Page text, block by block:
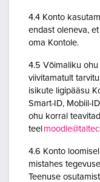
4.4 Konto
endast oleneva,
oma Kontole.
4.5 Võimaliku
viivitamatult
isikute ligipääsu
Smart-ID, Mobiil-
ohu korral
teel
4.6 Konto
mistahes
Teenuse